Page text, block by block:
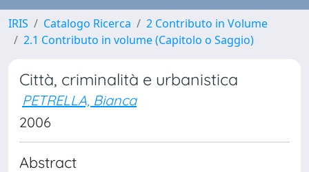
IRIS Catalogo Ricerca
2 Contributo in Volume
2.1 Contributo in volume (Capitolo o Saggio)
Città, criminalità e urbanistica
PETRELLA, Bianca
2006
Abstract